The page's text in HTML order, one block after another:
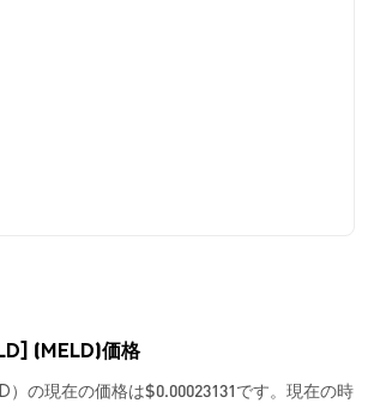
(MELD)価格
）の現在の価格は$0.00023131です。現在の時